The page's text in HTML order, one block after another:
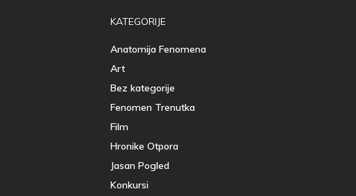
KATEGORIJE
Anatomija Fenomena
Art
Bez kategorije
Fenomen Trenutka
Film
Hronike Otpora
Jasan Pogled
Konkursi